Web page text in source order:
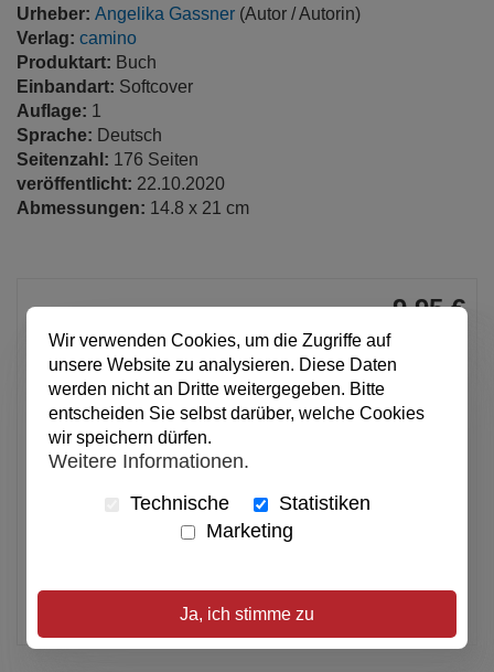
Urheber: Angelika Gassner (Autor / Autorin)
Verlag: camino
Produktart: Buch
Einbandart: Softcover
Auflage: 1
Sprache: Deutsch
Seitenzahl: 176 Seiten
veröffentlicht: 22.10.2020
Abmessungen: 14.8 x 21 cm
9,95 €
Anzahl
In den Warenkorb
Artikel merken
Wir verwenden Cookies, um die Zugriffe auf
unsere Website zu analysieren. Diese Daten
werden nicht an Dritte weitergegeben. Bitte
entscheiden Sie selbst darüber, welche Cookies
wir speichern dürfen.
Weitere Informationen.
Technische
Statistiken
Marketing
Ja, ich stimme zu